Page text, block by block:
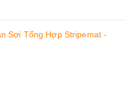
Sợi Tổng Hợp Stripemat -